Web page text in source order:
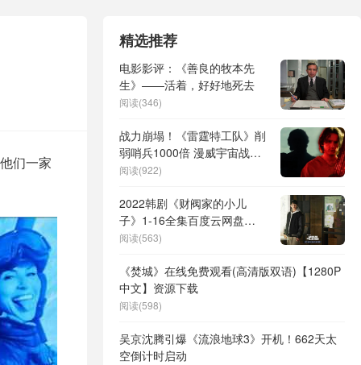
们一家
精选推荐
电影影评：《善良的牧本先
生》——活着，好好地死去
阅读(346)
战力崩塌！《雷霆特工队》削
弱哨兵1000倍 漫威宇宙战力
体系陷失衡危机
阅读(922)
2022韩剧《财阀家的小儿
子》1-16全集百度云网盘
【HD1080P高清】资源下载
阅读(563)
《焚城》在线免费观看(高清版双语)【1280P
中文】资源下载
阅读(598)
吴京沈腾引爆《流浪地球3》开机！662天太
空倒计时启动